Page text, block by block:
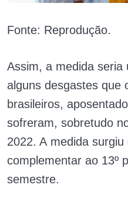
Fonte: Reprodução.
Assim, a medida
alguns desgastes que
brasileiros,
sofreram, sobretudo
2022. A medida
complementar ao 13º
semestre.